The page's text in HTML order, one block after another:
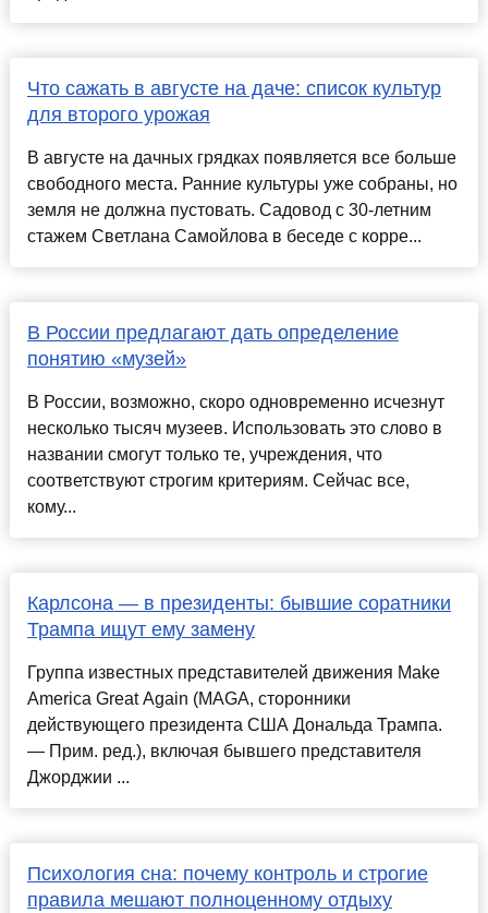
Что сажать в августе на даче: список культур
для второго урожая
В августе на дачных грядках появляется все больше
свободного места. Ранние культуры уже собраны, но
земля не должна пустовать. Садовод с 30-летним
стажем Светлана Самойлова в беседе с корре...
В России предлагают дать определение
понятию «музей»
В России, возможно, скоро одновременно исчезнут
несколько тысяч музеев. Использовать это слово в
названии смогут только те, учреждения, что
соответствуют строгим критериям. Сейчас все,
кому...
Карлсона — в президенты: бывшие соратники
Трампа ищут ему замену
Группа известных представителей движения Make
America Great Again (MAGA, сторонники
действующего президента США Дональда Трампа.
— Прим. ред.), включая бывшего представителя
Джорджии ...
Психология сна: почему контроль и строгие
правила мешают полноценному отдыху